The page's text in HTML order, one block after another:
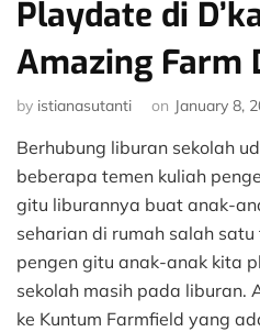
Playdate di
Amazing Farm
by istianasutanti on January 8,
Berhubung liburan sekolah
beberapa temen kuliah
gitu liburannya buat anak-
seharian di rumah salah
pengen gitu anak-anak kita
sekolah masih pada liburan.
ke Kuntum Farmfield yang